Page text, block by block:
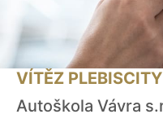
VÍTĚZ
Autoškola Vávra